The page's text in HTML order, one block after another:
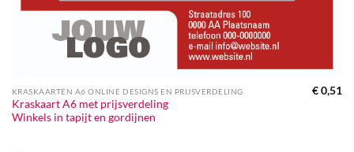
KRASKAARTEN A6 ONLINE DESIGNS EN PRIJSVERDELING
Kraskaart A6 met prijsverdeling
Winkels in tapijt en gordijnen
€0,51